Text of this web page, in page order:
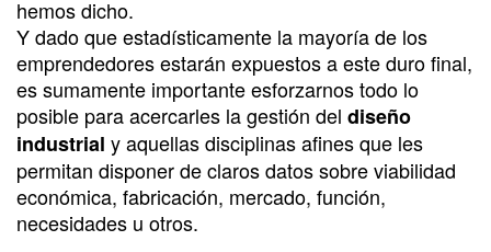
hemos dicho.
Y dado que estadísticamente la mayoría de los
emprendedores estarán expuestos a este duro final,
es sumamente importante esforzarnos todo lo
posible para acercarles la gestión del diseño
industrial y aquellas disciplinas afines que les
permitan disponer de claros datos sobre viabilidad
económica, fabricación, mercado, función,
necesidades u otros.